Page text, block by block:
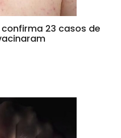
23 casos de